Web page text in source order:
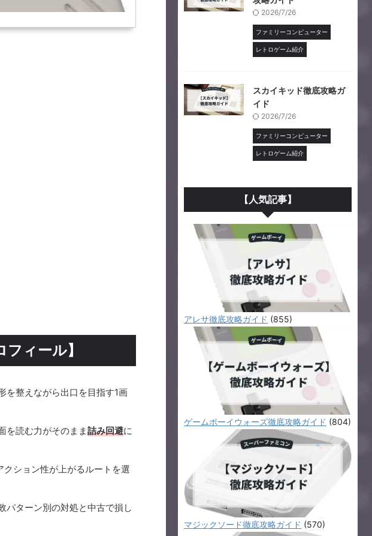
ィール】
を整えながら出口を目指す1画
を読む力がそのまま詰み回避に
ション性が上がるルートを選
パターン別の対処と中古で損し
2026/7/26
ファミリーコンピューター
レトロゲーム紹介
スカイキッド徹底攻略ガ
イド
2026/7/26
ファミリーコンピューター
レトロゲーム紹介
【人気記事】
アレサ徹底攻略ガイド (855)
ゲームボーイウォーズ徹底攻略ガイド (804)
マジックソード徹底攻略ガイド (570)